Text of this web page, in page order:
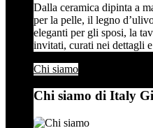
Dalla ceramica dipinta a
per la pelle, il legno
eleganti per gli sposi, la
invitati, curati nei dettagli
Chi siamo
Chi siamo di Italy